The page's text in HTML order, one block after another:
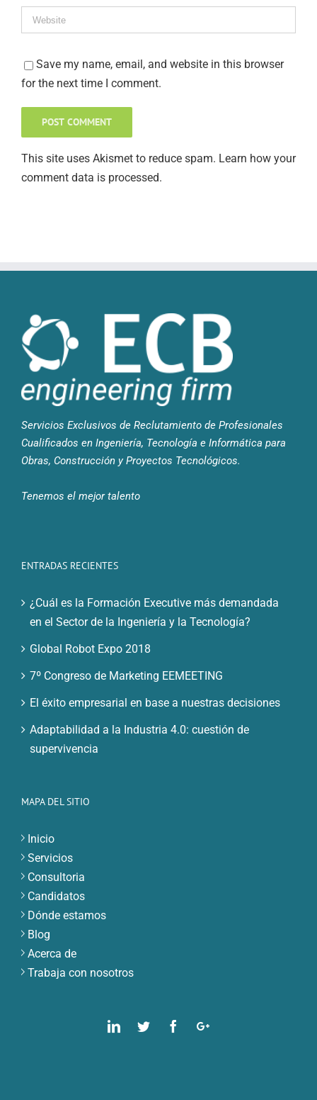
Save my name, email, and website in this browser
for the next time I comment.
This site uses Akismet to reduce spam. Learn how your
comment data is processed.
Servicios Exclusivos de Reclutamiento de Profesionales
Cualificados en Ingeniería, Tecnología e Informática para
Obras, Construcción y Proyectos Tecnológicos.
Tenemos el mejor talento
ENTRADAS RECIENTES
¿Cuál es la Formación Executive más demandada
en el Sector de la Ingeniería y la Tecnología?
Global Robot Expo 2018
7º Congreso de Marketing EEMEETING
El éxito empresarial en base a nuestras decisiones
Adaptabilidad a la Industria 4.0: cuestión de
supervivencia
MAPA DEL SITIO
Inicio
Servicios
Consultoria
Candidatos
Dónde estamos
Blog
Acerca de
Trabaja con nosotros
LinkedinTwitter FacebookGoogle